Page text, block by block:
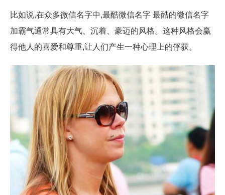
比如说,在众多微信名字中,最酷微信名字 最酷的微信名字
加霸气通常具有大气、沉着、豪迈的风格。这种风格会赢
得他人的喜爱和尊重,让人们产生一种心理上的俘获。